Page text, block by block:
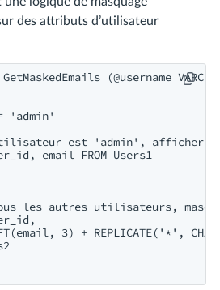
des attributs d’utilisateur
GetMaskedEmails (@username
'admin'
est 'admin', afficher
email FROM Users1
les autres utilisateurs,
3) + REPLICATE('*',